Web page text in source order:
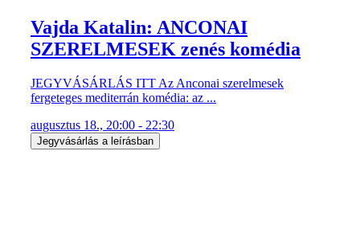
Vajda Katalin: ANCONAI
SZERELMESEK zenés komédia
JEGYVÁSÁRLÁS ITT Az Anconai szerelmesek
fergeteges mediterrán komédia: az ...
augusztus 18., 20:00 - 22:30
Jegyvásárlás a leírásban